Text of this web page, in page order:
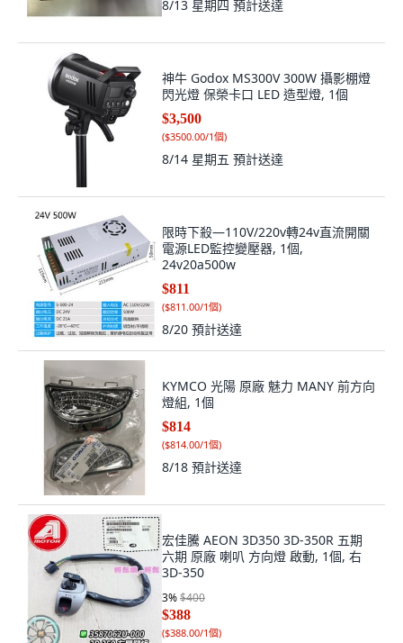
神牛 Godox MS300V 300W 攝影棚燈
閃光燈 保榮卡口 LED 造型燈, 1個
$3,500
($3500.00/1個)
8/14 星期五 預計送達
限時下殺—110V/220v轉24v直流開關
電源LED監控變壓器, 1個,
24v20a500w
$811
($811.00/1個)
8/20 預計送達
KYMCO 光陽 原廠 魅力 MANY 前方向
燈組, 1個
$814
($814.00/1個)
8/18 預計送達
宏佳騰 AEON 3D350 3D-350R 五期
六期 原廠 喇叭 方向燈 啟動, 1個, 右
3D-350
3%$400
$388
($388.00/1個)